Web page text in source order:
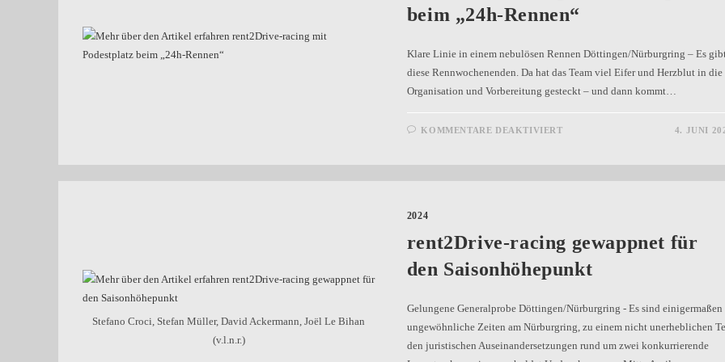
beim „24h-Rennen“
Klare Linie in einem nebulösen Rennen Döttingen/Nürburgring – Es
diese Rennwochenenden. Da hat das Team viel Eifer und Herzblut in die
Organisation und Vorbereitung gesteckt – und dann kommt…
KOMMENTARE DEAKTIVIERT 4. JUNI
Stefano Croci, Stefan Müller, David Ackermann, Joël Le Bihan
(v.l.n.r.)
2024
rent2Drive-racing gewappnet für
den Saisonhöhepunkt
Gelungene Generalprobe Döttingen/Nürburgring - Es sind einigermaßen
ungewöhnliche Zeiten am Nürburgring, zu einem nicht unerheblichen
den juristischen Auseinandersetzungen rund um zwei konkurrierende